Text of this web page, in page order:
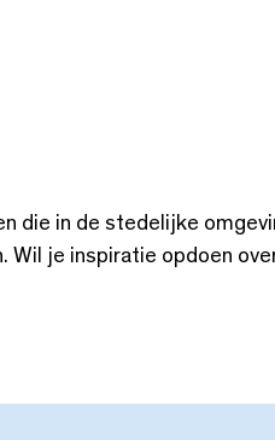
die in de stedelijke
je inspiratie opdoen